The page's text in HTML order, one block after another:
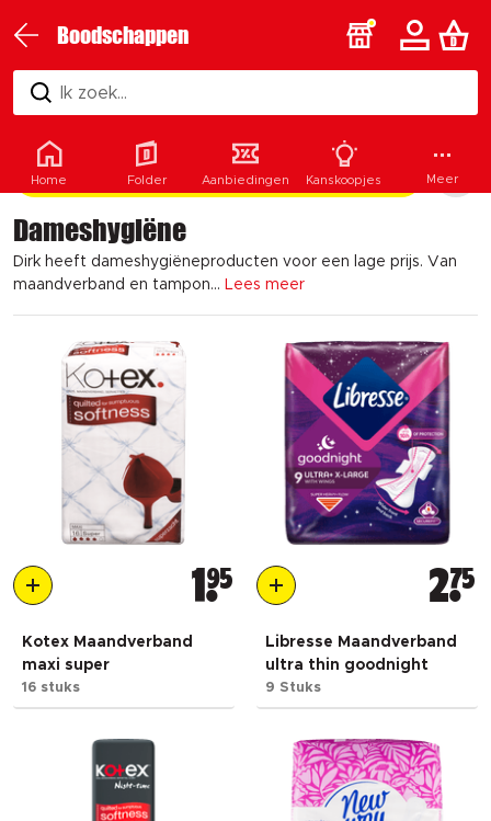
Boodschappen
Ik zoek...
Filters & categorieën
Dameshygiëne
Dirk heeft dameshygiëneproducten voor een lage prijs. Van
maandverband en tampon... Lees meer
1 95
Kotex Maandverband
maxi super
16 stuks
275
Libresse Maandverband
ultra thin goodnight
9 Stuks
Home Folder Aanbiedingen Kanskoopjes Meer